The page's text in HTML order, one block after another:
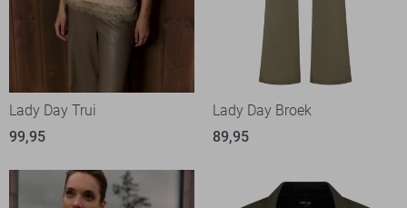
Lady Day Trui
99,95
Lady Day Broek
89,95